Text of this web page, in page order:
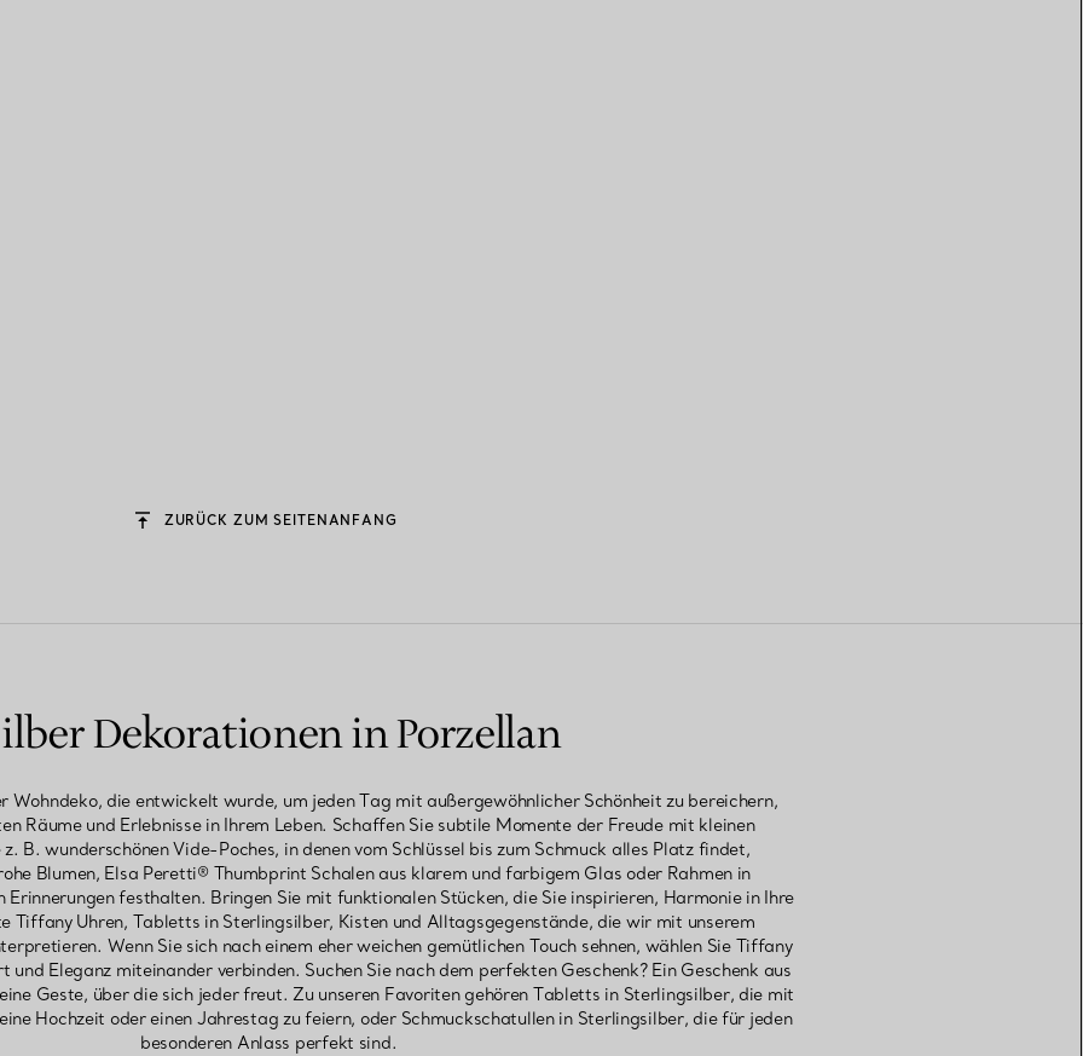
ZURÜCK ZUM SEITENANFANG
Dekorationen in Porzellan
Wohndeko, die entwickelt wurde, um jeden Tag mit außergewöhnlicher Schönheit zu bereichern,
Räume und Erlebnisse in Ihrem Leben. Schaffen Sie subtile Momente der Freude mit kleinen
B. wunderschönen Vide-Poches, in denen vom Schlüssel bis zum Schmuck alles Platz findet,
Blumen, Elsa Peretti® Thumbprint Schalen aus klarem und farbigem Glas oder Rahmen in
Erinnerungen festhalten. Bringen Sie mit funktionalen Stücken, die Sie inspirieren, Harmonie in Ihre
Tiffany Uhren, Tabletts in Sterlingsilber, Kisten und Alltagsgegenstände, die wir mit unserem
Wenn Sie sich nach einem eher weichen gemütlichen Touch sehnen, wählen Sie Tiffany
und Eleganz miteinander verbinden. Suchen Sie nach dem perfekten Geschenk? Ein Geschenk aus
Geste, über die sich jeder freut. Zu unseren Favoriten gehören Tabletts in Sterlingsilber, die mit
Hochzeit oder einen Jahrestag zu feiern, oder Schmuckschatullen in Sterlingsilber, die für jeden
besonderen Anlass perfekt sind.